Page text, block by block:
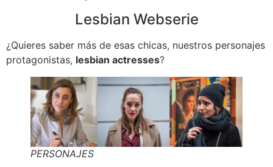
Lesbian Webserie
¿Quieres saber más de esas chicas, nuestros personajes
protagonistas, lesbian actresses?
PERSONAJES